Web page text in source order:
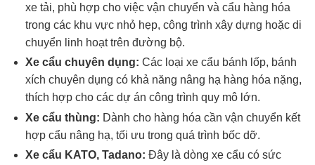
xe tải, phù hợp cho việc vận chuyển và cẩu hàng hóa
trong các khu vực nhỏ hẹp, công trình xây dựng hoặc di
chuyển linh hoạt trên đường bộ.
Xe cẩu chuyên dụng: Các loại xe cẩu bánh lốp, bánh
xích chuyên dụng có khả năng nâng hạ hàng hóa nặng,
thích hợp cho các dự án công trình quy mô lớn.
Xe cẩu thùng: Dành cho hàng hóa cần vận chuyển kết
hợp cẩu nâng hạ, tối ưu trong quá trình bốc dỡ.
Xe cẩu KATO, Tadano: Đây là dòng xe cẩu có sức